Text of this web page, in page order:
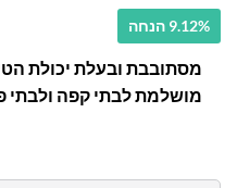
9.12% הנחה
מושלמת לבתי קפה ולבתי